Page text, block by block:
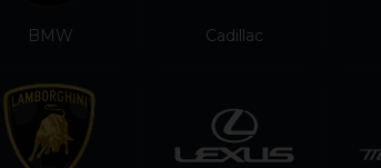
BMW Cadillac